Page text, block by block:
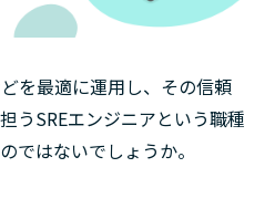
を最適に運用し、その信頼
うSREエンジニアという職種
ではないでしょうか。